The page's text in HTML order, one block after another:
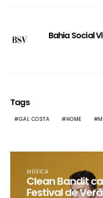
Bahia Social
Tags
GAL COSTA HOME
MÚSICA
Clean Bandit
Festival de